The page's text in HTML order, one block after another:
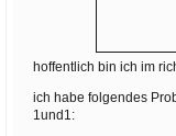
hoffentlich bin ich im
ich habe folgendes
1und1: